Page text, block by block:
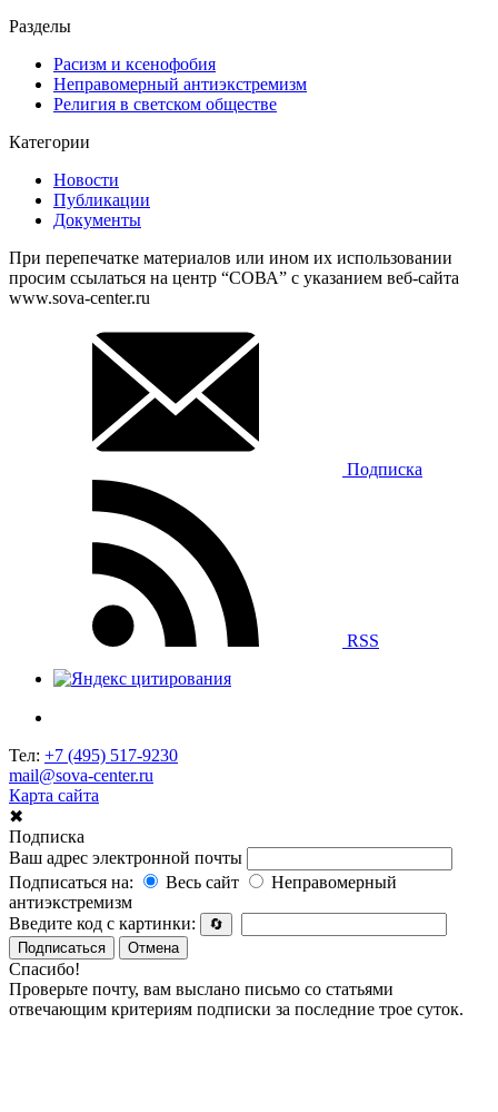
Разделы
Расизм и ксенофобия
Неправомерный антиэкстремизм
Религия в светском обществе
Категории
Новости
Публикации
Документы
При перепечатке материалов или ином их использовании
просим ссылаться на центр “СОВА” с указанием веб-сайта
www.sova-center.ru
Подписка
RSS
Тел: +7 (495) 517-9230
mail@sova-center.ru
Карта сайта
✖
Подписка
Ваш адрес электронной почты
Подписаться на:
Весь сайт
Неправомерный
антиэкстремизм
Введите код с картинки:
🔄
Подписаться
Отмена
Спасибо!
Проверьте почту, вам выслано письмо со статьями
отвечающим критериям подписки за последние трое суток.